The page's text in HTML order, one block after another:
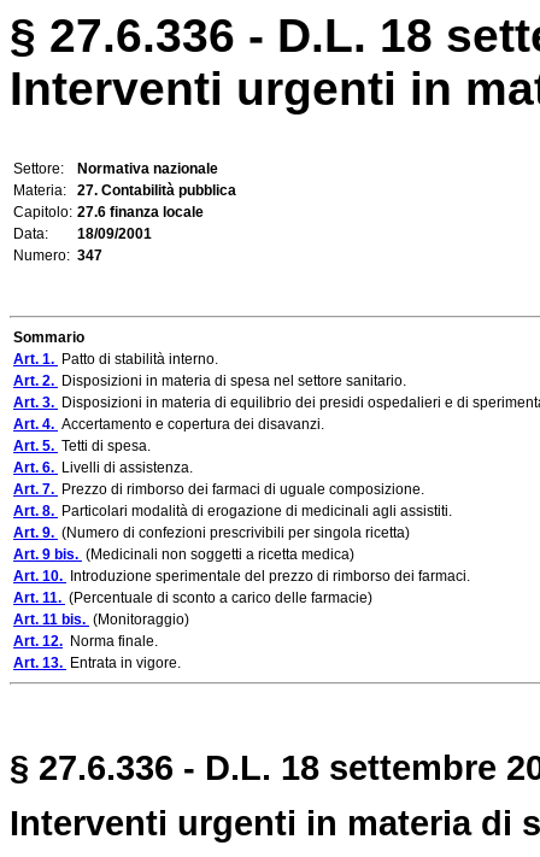
§ 27.6.336 - D.L. 18
Interventi urgenti in
Settore:
Normativa nazionale
Materia:
27. Contabilità pubblica
Capitolo: 27.6 finanza locale
Data:
18/09/2001
Numero: 347
Sommario
Art. 1. Patto di stabilità interno.
Art. 2. Disposizioni in materia di spesa nel settore sanitario.
Art. 3. Disposizioni in materia di equilibrio dei presidi ospedalieri e di
Art. 4. Accertamento e copertura dei disavanzi.
Art. 5. Tetti di spesa.
Art. 6. Livelli di assistenza.
Art. 7. Prezzo di rimborso dei farmaci di uguale composizione.
Art. 8. Particolari modalità di erogazione di medicinali agli assistiti.
Art. 9. (Numero di confezioni prescrivibili per singola ricetta)
Art. 9 bis. (Medicinali non soggetti a ricetta medica)
Art. 10.
Introduzione sperimentale del prezzo di rimborso dei farmaci.
Art. 11. (Percentuale di sconto a carico delle farmacie)
Art. 11 bis. (Monitoraggio)
Art. 12. Norma finale.
Art. 13. Entrata in vigore.
§ 27.6.336 - D.L. 18 settembre
Interventi urgenti in materia di